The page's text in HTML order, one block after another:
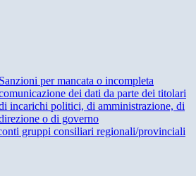
Sanzioni per mancata o incompleta
dei dati da parte dei titolari
incarichi politici, di amministrazione, di
o di governo
gruppi consiliari regionali/provinciali